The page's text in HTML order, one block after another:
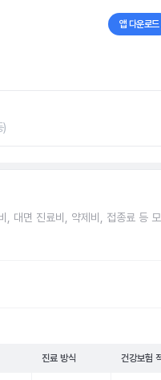
앱 다운로드
)
, 대면 진료비, 약제비, 접종료 등
진료 방식 건강보험